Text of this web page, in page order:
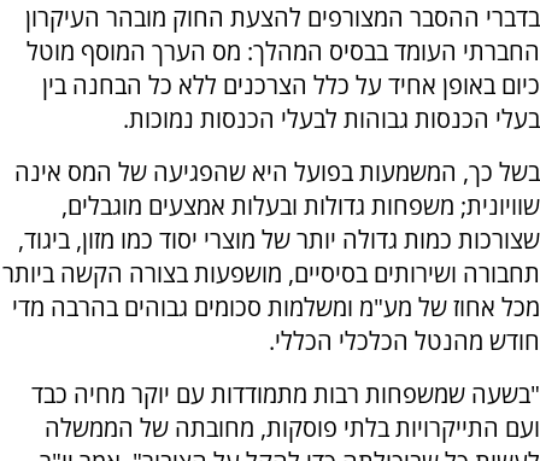
בדברי ההסבר המצורפים להצעת החוק מובהר העיקרון
החברתי העומד בבסיס המהלך: מס הערך המוסף מוטל
כיום באופן אחיד על כלל הצרכנים ללא כל הבחנה בין
בעלי הכנסות גבוהות לבעלי הכנסות נמוכות.
בשל כך, המשמעות בפועל היא שהפגיעה של המס אינה
שוויונית; משפחות גדולות ובעלות אמצעים מוגבלים,
שצורכות כמות גדולה יותר של מוצרי יסוד כמו מזון, ביגוד,
תחבורה ושירותים בסיסיים, מושפעות בצורה הקשה ביותר
מכל אחוז של מע"מ ומשלמות סכומים גבוהים בהרבה מדי
חודש מהנטל הכלכלי הכללי.
"בשעה שמשפחות רבות מתמודדות עם יוקר מחיה כבד
ועם התייקרויות בלתי פוסקות, מחובתה של הממשלה